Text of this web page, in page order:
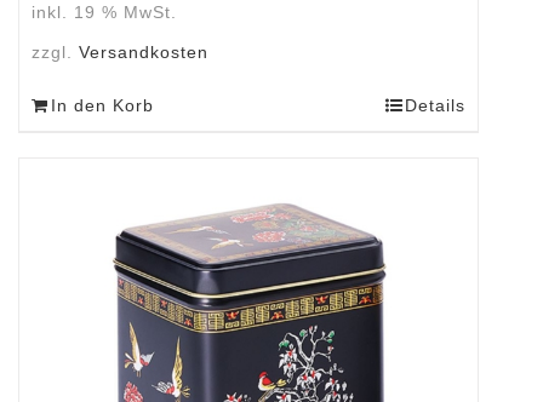
inkl. 19 % MwSt.
zzgl. Versandkosten
In den Korb Details